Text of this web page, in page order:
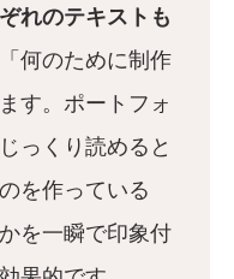
れのテキストも
何のために制作
す。ポートフォ
っくり読めると
を作っている
を一瞬で印象付